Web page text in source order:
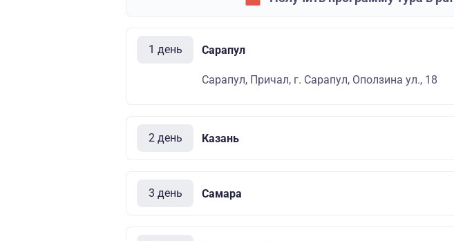
1 день Сарапул
Сарапул, Причал, г. Сарапул, Оползина ул., 18
2 день Казань
3 день Самара